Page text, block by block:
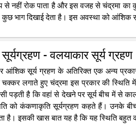
से नहीं रोक पाता है और इस वजह से चंद्रमा का
कुछ भाग दिखाई देता है। इस अवस्था को आंशिक
- वलयाकार सूर्य ग्रहण
आंशिक सूर्य ग्रहण के अतिरिक्त एक अन्य
लगाते हुए चंद्रमा इस प्रकार की स्थिति
पड़ती है कि वहां से देखने पर सूर्य बीच में से
को कंकणाकृति सूर्यग्रहण कहते हैं। उनके बीच
है। इसकी खास बात यह है कि यह स्थिति बहुत